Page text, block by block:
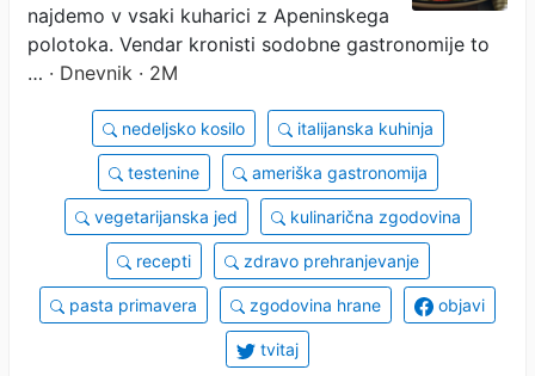
najdemo v vsaki kuharici z Apeninskega
polotoka. Vendar kronisti sodobne gastronomije to
… · Dnevnik · 2M
nedeljsko kosilo italijanska kuhinja
testenine ameriška gastronomija
vegetarijanska jed kulinarična zgodovina
recepti zdravo prehranjevanje
pasta primavera zgodovina hrane objavi
tvitaj